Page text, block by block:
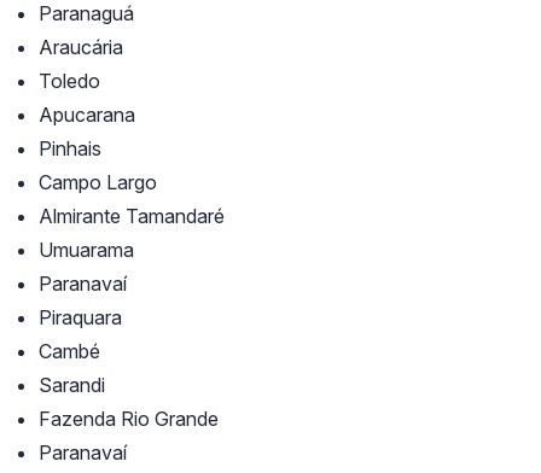
Paranaguá
Araucária
Toledo
Apucarana
Pinhais
Campo Largo
Almirante Tamandaré
Umuarama
Paranavaí
Piraquara
Cambé
Sarandi
Fazenda Rio Grande
Paranavaí